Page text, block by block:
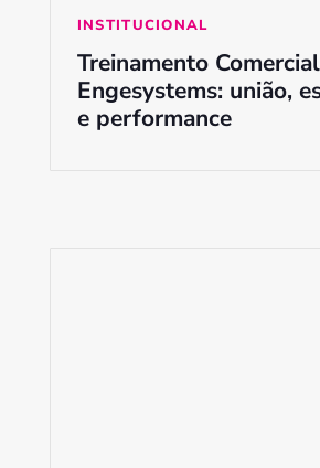
INSTITUCIONAL
Treinamento Comercial
Engesystems: união,
e performance